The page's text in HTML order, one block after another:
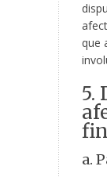
que
5.
a.